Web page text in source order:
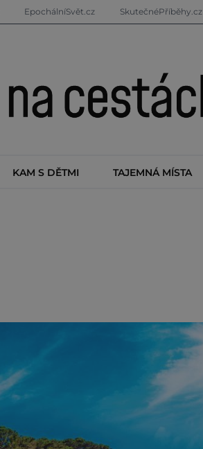
EpochálníSvět.cz SkutečnéPříběhy.cz
KAM S DĚTMI TAJEMNÁ MÍSTA